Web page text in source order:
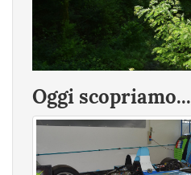
Oggi scopriamo...